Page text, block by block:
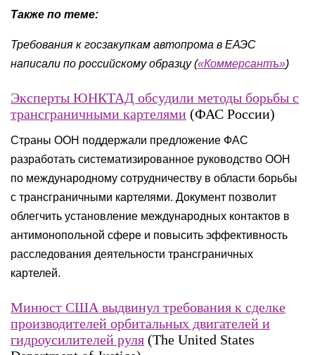
Также по теме:
Требования к госзакупкам автопрома в ЕАЭС
написали по российскому образцу («Коммерсантъ»)
Эксперты ЮНКТАД обсудили методы борьбы с
трансграничными картелями (ФАС России)
Страны ООН поддержали предложение ФАС
разработать систематизированное руководство ООН
по международному сотрудничеству в области борьбы
с трансграничными картелями. Документ позволит
облегчить установление международных контактов в
антимонопольной сфере и повысить эффективность
расследования деятельности трансграничных
картелей.
Минюст США выдвинул требования к сделке
производителей орбитальных двигателей и
гидроусилителей руля (The United States